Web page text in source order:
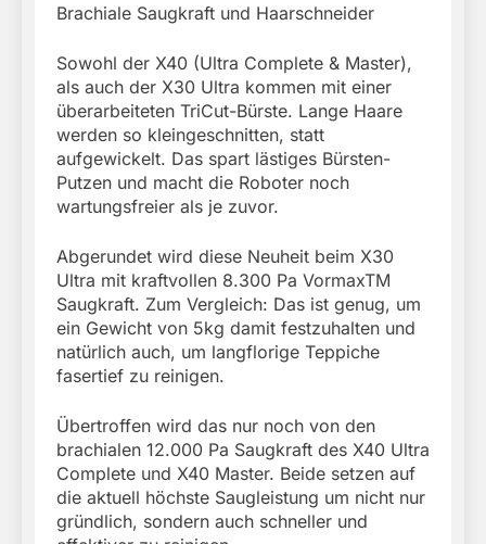
Brachiale Saugkraft und Haarschneider
Sowohl der X40 (Ultra Complete & Master),
als auch der X30 Ultra kommen mit einer
überarbeiteten TriCut-Bürste. Lange Haare
werden so kleingeschnitten, statt
aufgewickelt. Das spart lästiges Bürsten-
Putzen und macht die Roboter noch
wartungsfreier als je zuvor.
Abgerundet wird diese Neuheit beim X30
Ultra mit kraftvollen 8.300 Pa VormaxTM
Saugkraft. Zum Vergleich: Das ist genug, um
ein Gewicht von 5kg damit festzuhalten und
natürlich auch, um langflorige Teppiche
fasertief zu reinigen.
Übertroffen wird das nur noch von den
brachialen 12.000 Pa Saugkraft des X40 Ultra
Complete und X40 Master. Beide setzen auf
die aktuell höchste Saugleistung um nicht nur
gründlich, sondern auch schneller und